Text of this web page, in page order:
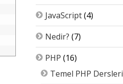
JavaScript(4)
Nedir? (7)
PHP (16)
Temel PHP Dersleri